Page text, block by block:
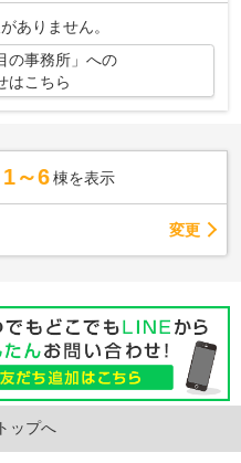
ありません。
の事務所」への
はこちら
1～6 棟を表示
変更
ップへ